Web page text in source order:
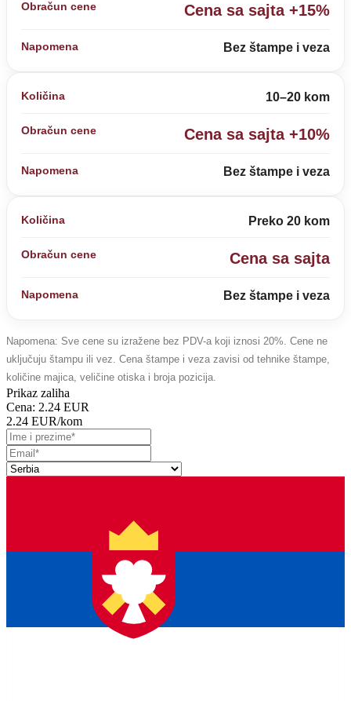
Cena sa sajta +15%
Bez štampe i veza
10–20 kom
Cena sa sajta +10%
Bez štampe i veza
Preko 20 kom
Cena sa sajta
Bez štampe i veza
Napomena: Sve cene su izražene bez PDV-a koji iznosi 20%. Cene ne
uključuju štampu ili vez. Cena štampe i veza zavisi od tehnike štampe,
količine majica, veličine otiska i broja pozicija.
Prikaz zaliha
Cena: 2.24 EUR
2.24 EUR/kom